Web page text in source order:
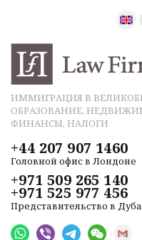
ИММИГРАЦИЯ В
ОБРАЗОВАНИЕ,
ФИНАНСЫ, НАЛОГИ
+44 207 907 1460
Головной офис в Лондоне
+971 509 265 140
+971 525 977 456
Представительство в